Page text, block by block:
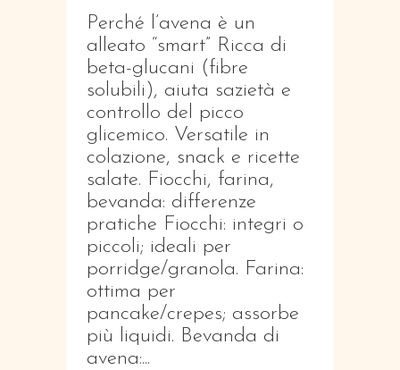
Perché l’avena è un
alleato “smart” Ricca di
beta-glucani (fibre
solubili), aiuta sazietà e
controllo del picco
glicemico. Versatile in
colazione, snack e ricette
salate. Fiocchi, farina,
bevanda: differenze
pratiche Fiocchi: integri o
piccoli; ideali per
porridge/granola. Farina:
ottima per
pancake/crepes; assorbe
più liquidi. Bevanda di
avena:...